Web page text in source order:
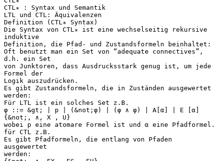
CTL∗ : Syntax und Semantik
LTL und CTL: Äquivalenzen
Definition (CTL∗ Syntax)
Die Syntax von CTL∗ ist eine wechselseitig rekursive
induktive
Definition, die Pfad- und Zustandsformeln beinhaltet:
Oft benutzt man ein Set von “adequate connectives”,
d.h. ein Set
von Junktoren, dass Ausdrucksstark genug ist, um jede
Formel der
Logik auszudrücken.
Es gibt Zustandsformeln, die in Zuständen ausgewertet
werden:
Für LTL ist ein solches Set z.B.
φ ::= &gt; | p | (&not;φ) | (φ ∧ φ) | A[α] | E [α]
{&not;, ∧, X , U}
wobei p eine atomare Formel ist und α eine Pfadformel.
für CTL z.B.
Es gibt Pfadformeln, die entlang von Pfaden
ausgewertet
werden: